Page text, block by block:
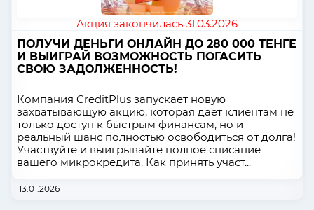
Акция закончилась 31.03.2026
ПОЛУЧИ ДЕНЬГИ ОНЛАЙН ДО 280 000 ТЕНГЕ
И ВЫИГРАЙ ВОЗМОЖНОСТЬ ПОГАСИТЬ
СВОЮ ЗАДОЛЖЕННОСТЬ!
Компания CreditPlus запускает новую
захватывающую акцию, которая дает клиентам не
только доступ к быстрым финансам, но и
реальный шанс полностью освободиться от долга!
Участвуйте и выигрывайте полное списание
вашего микрокредита. Как принять участ...
13.01.2026